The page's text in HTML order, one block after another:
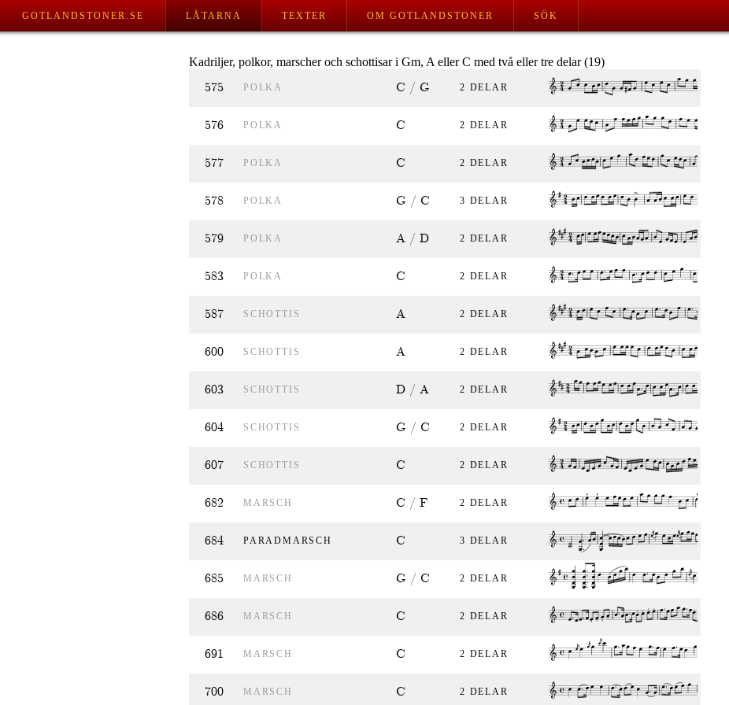
GOTLANDSTONER.SE LÅTARNA TEXTER OM GOTLANDSTONER SÖK
Kadriljer, polkor, marscher och schottisar i Gm, A eller C med två eller tre delar (19)
575 POLKA C / G 2 DELAR
576 POLKA C 2 DELAR
577 POLKA C 2 DELAR
578 POLKA G / C 3 DELAR
579 POLKA A / D 2 DELAR
583 POLKA C 2 DELAR
587 SCHOTTIS A 2 DELAR
600 SCHOTTIS A 2 DELAR
603 SCHOTTIS D / A 2 DELAR
604 SCHOTTIS G / C 2 DELAR
607 SCHOTTIS C 2 DELAR
682 MARSCH C / F 2 DELAR
684 PARADMARSCH C 3 DELAR
685 MARSCH G / C 2 DELAR
686 MARSCH C 2 DELAR
691 MARSCH C 2 DELAR
700 MARSCH C 2 DELAR